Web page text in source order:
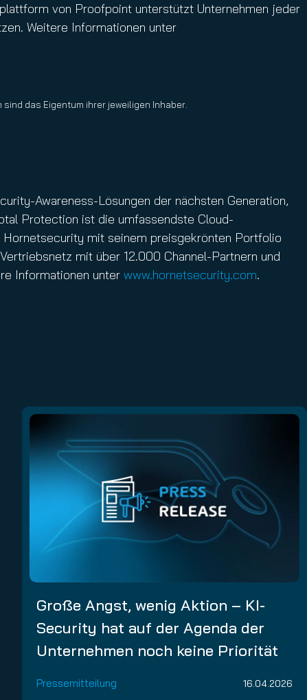
von Proofpoint unterstützt Unternehmen jeder
Weitere Informationen unter
das Eigentum ihrer jeweiligen Inhaber.
Awareness-Lösungen der nächsten Generation,
Protection ist die umfassendste Cloud-
mit seinem preisgekrönten Portfolio
mit über 12.000 Channel-Partnern und
Informationen unter www.hornetsecurity.com.
Große Angst, wenig Aktion – KI-
Security hat auf der Agenda der
Unternehmen noch keine Priorität
Pressemitteilung 16.04.2026